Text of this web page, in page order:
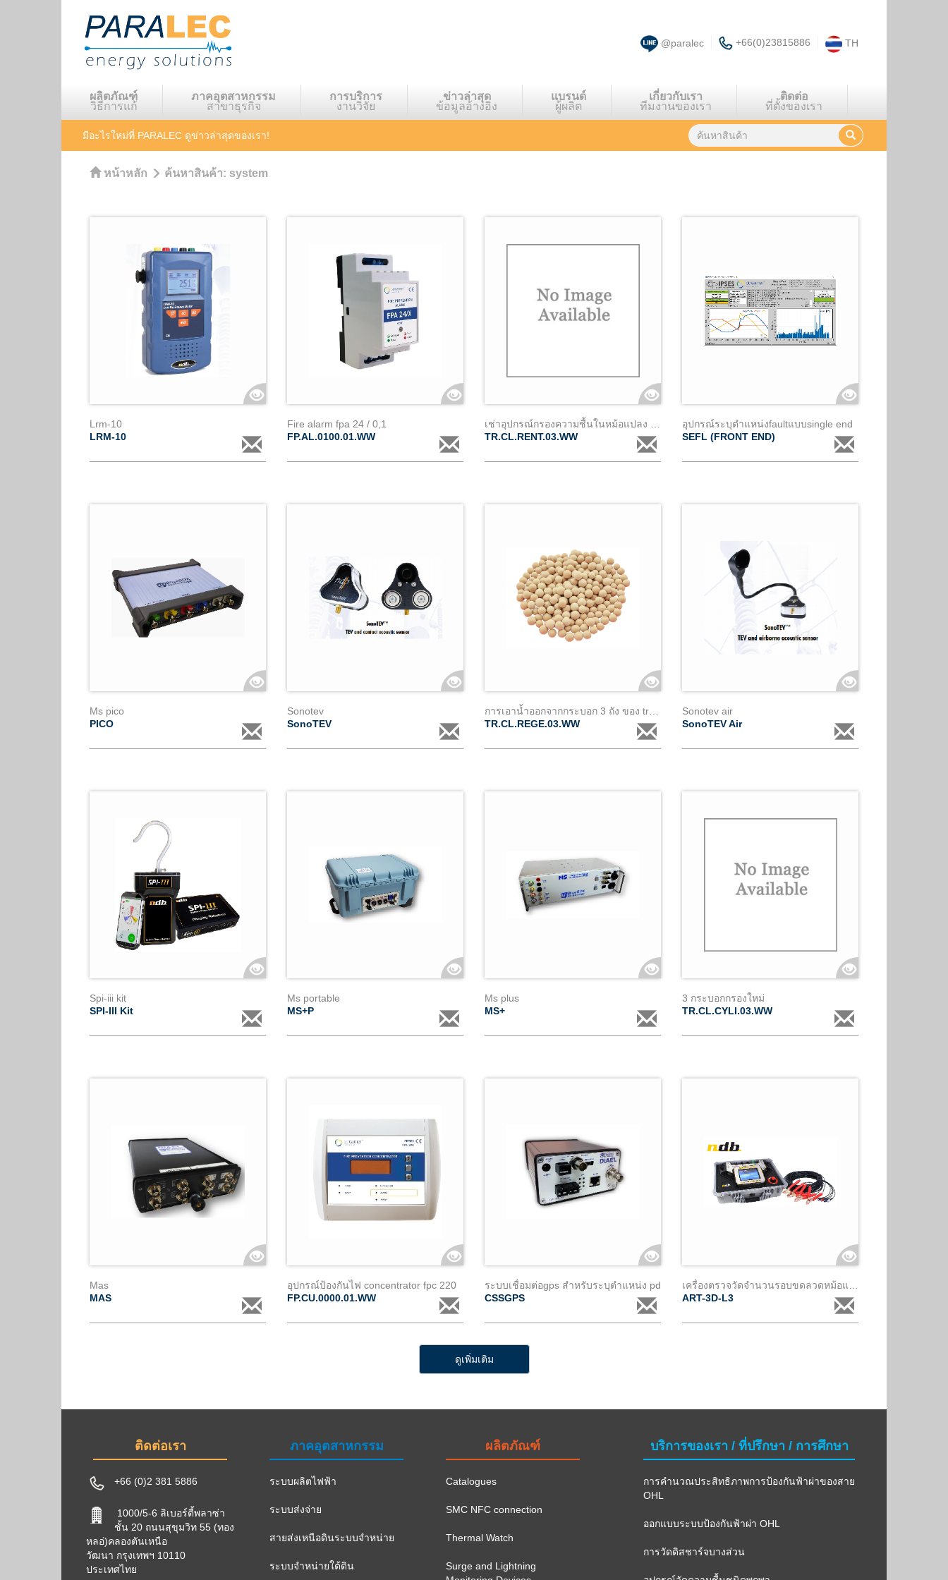
@paralec +66(0)23815886 TH
ผลิตภัณฑ์
วิธีการแก้
ภาคอุตสาหกรรม
สาขาธุรกิจ
การบริการ
งานวิจัย
ข่าวล่าสุด
ข้อมูลอ้างอิง
แบรนด์
ผู้ผลิต
เกี่ยวกับเรา
ทีมงานของเรา
ติดต่อ
ที่ตั้งของเรา
มีอะไรใหม่ที่ PARALEC ดูข่าวล่าสุดของเรา!
หน้าหลัก ค้นหาสินค้า: system
Lrm-10
LRM-10
Fire alarm fpa 24 / 0,1
FP.AL.0100.01.WW
TR.CL.RENT.03.WW
อุปกรณ์ระบุตำแหน่งfaultแบบsingle end
SEFL (FRONT END)
Ms pico
PICO
Sonotev
SonoTEV
TR.CL.REGE.03.WW
Sonotev air
SonoTEV Air
Spi-iii kit
SPI-III Kit
Ms portable
MS+P
Ms plus
MS+
3 กระบอกกรองใหม่
TR.CL.CYLI.03.WW
Mas
MAS
อุปกรณ์ป้องกันไฟ concentrator fpc 220
FP.CU.0000.01.WW
ระบบเชื่อมต่อgps สำหรับระบุตำแหน่ง pd
CSSGPS
ART-3D-L3
ดูเพิ่มเติม
ติดต่อเรา
+66 (0)2 381 5886
1000/5-6 ลิเบอร์ตี้พลาซ่า
ชั้น 20 ถนนสุขุมวิท 55 (ทอง
หลอ่)คลองตันเหนือ
วัฒนา กรุงเทพฯ 10110
ประเทศไทย
ภาคอุตสาหกรรม
ระบบผลิตไฟฟ้า
ระบบส่งจ่าย
สายส่งเหนือดินระบบจำหน่าย
ระบบจำหน่ายใต้ดิน
ผลิตภัณฑ์
Catalogues
SMC NFC connection
Thermal Watch
Surge and Lightning
บริการของเรา / ที่ปรึกษา / การศึกษา
การคำนวณประสิทธิภาพการป้องกันฟ้าผ่าของสาย
OHL
ออกแบบระบบป้องกันฟ้าผ่า OHL
การวัดดิสชาร์จบางส่วน